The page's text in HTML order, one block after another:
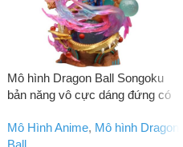
Mô hình Dragon Ball Songoku
bản năng vô cực dáng đứng có
Mô Hình Anime, Mô hình Dragon